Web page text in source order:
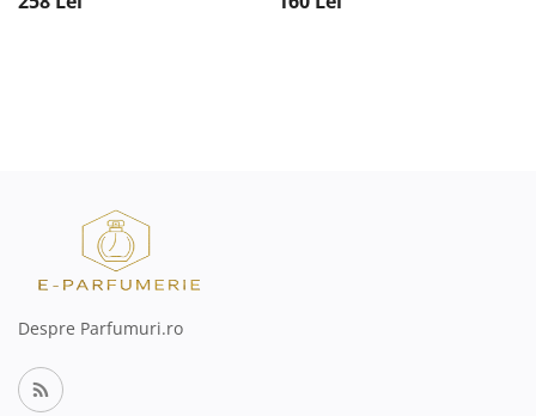
Despre Parfumuri.ro